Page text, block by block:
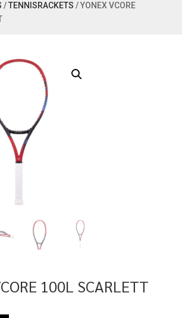
/TENNISRACKETS / YONEX VCORE
100L SCARLETT